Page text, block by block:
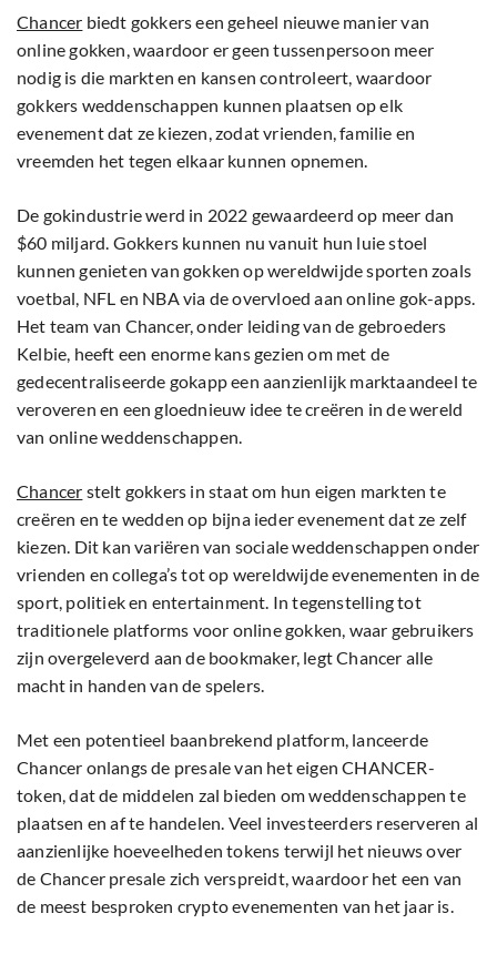
Chancer biedt gokkers een geheel nieuwe manier van
online gokken, waardoor er geen tussenpersoon meer
nodig is die markten en kansen controleert, waardoor
gokkers weddenschappen kunnen plaatsen op elk
evenement dat ze kiezen, zodat vrienden, familie en
vreemden het tegen elkaar kunnen opnemen.
De gokindustrie werd in 2022 gewaardeerd op meer dan
$60 miljard. Gokkers kunnen nu vanuit hun luie stoel
kunnen genieten van gokken op wereldwijde sporten zoals
voetbal, NFL en NBA via de overvloed aan online gok-apps.
Het team van Chancer, onder leiding van de gebroeders
Kelbie, heeft een enorme kans gezien om met de
gedecentraliseerde gokapp een aanzienlijk marktaandeel te
veroveren en een gloednieuw idee te creëren in de wereld
van online weddenschappen.
Chancer stelt gokkers in staat om hun eigen markten te
creëren en te wedden op bijna ieder evenement dat ze zelf
kiezen. Dit kan variëren van sociale weddenschappen onder
vrienden en collega’s tot op wereldwijde evenementen in de
sport, politiek en entertainment. In tegenstelling tot
traditionele platforms voor online gokken, waar gebruikers
zijn overgeleverd aan de bookmaker, legt Chancer alle
macht in handen van de spelers.
Met een potentieel baanbrekend platform, lanceerde
Chancer onlangs de presale van het eigen CHANCER-
token, dat de middelen zal bieden om weddenschappen te
plaatsen en af te handelen. Veel investeerders reserveren al
aanzienlijke hoeveelheden tokens terwijl het nieuws over
de Chancer presale zich verspreidt, waardoor het een van
de meest besproken crypto evenementen van het jaar is.